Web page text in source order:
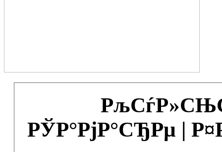
РЎР°РјР°СЂРµ |